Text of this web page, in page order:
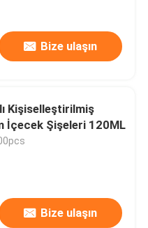
Bize ulaşın
Kişiselleştirilmiş
İçecek Şişeleri 120ML
Bize ulaşın